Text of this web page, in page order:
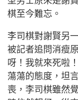
棋至今難忘。
李司棋對謝賢另
被記者追問消瘦
呀！我就來死啦
蕩蕩的態度，坦
喪，李司棋雖然